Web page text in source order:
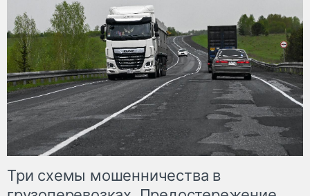
Три схемы мошенничества в